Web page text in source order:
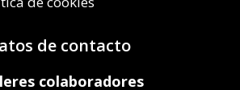
de contacto
colaboradores